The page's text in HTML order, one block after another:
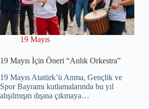
19 Mayıs
19 Mayıs İçin Öneri “Anlık Orkestra”
19 Mayıs Atatürk’ü Anma, Gençlik ve
Spor Bayramı kutlamalarında bu yıl
alışılmışın dışına çıkmaya…